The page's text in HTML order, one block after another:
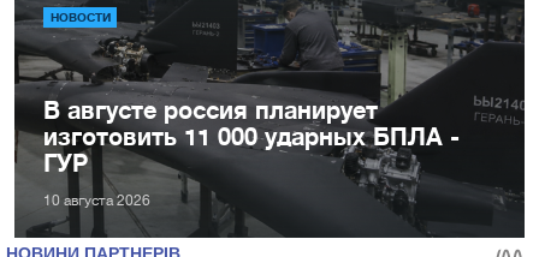
НОВОСТИ
В августе россия планирует
изготовить 11 000 ударных БПЛА -
ГУР
10 августа 2026